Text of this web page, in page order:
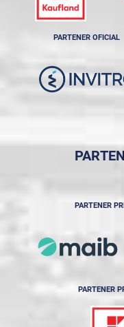
PARTENER OFICIAL
PARTENER
PARTENER